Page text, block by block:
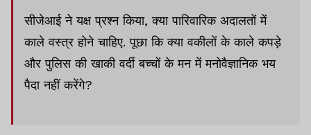
सीजेआई ने यक्ष प्रश्न किया, क्या पारिवारिक अदालतों में
काले वस्त्र होने चाहिए. पूछा कि क्या वकीलों के काले कपड़े
और पुलिस की खाकी वर्दी बच्चों के मन में मनोवैज्ञानिक भय
पैदा नहीं करेंगे?